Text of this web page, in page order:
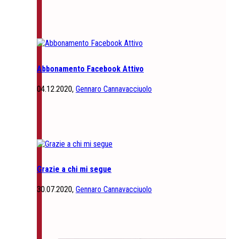
Abbonamento Facebook Attivo
04.12.2020, Gennaro Cannavacciuolo
Grazie a chi mi segue
30.07.2020, Gennaro Cannavacciuolo